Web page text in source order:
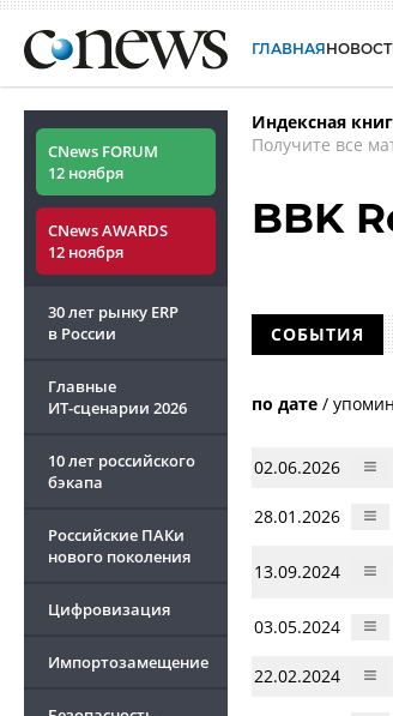
ГЛАВНАЯ
CNews FORUM
12 ноября
CNews AWARDS
12 ноября
30 лет рынку ERP
в России
Главные
ИТ-сценарии 2026
10 лет российского
бэкапа
Российские ПАКи
нового поколения
Цифровизация
Импортозамещение
Индексная
Получите все
BBK
СОБЫТИЯ
по дате /
02.06.2026
28.01.2026
13.09.2024
03.05.2024
22.02.2024